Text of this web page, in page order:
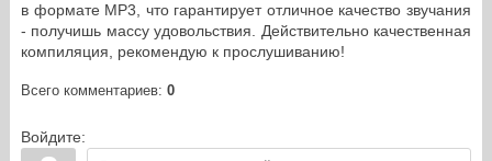
в формате MP3, что гарантирует отличное качество звучания
- получишь массу удовольствия. Действительно качественная
компиляция, рекомендую к прослушиванию!
Всего комментариев: 0
Войдите: